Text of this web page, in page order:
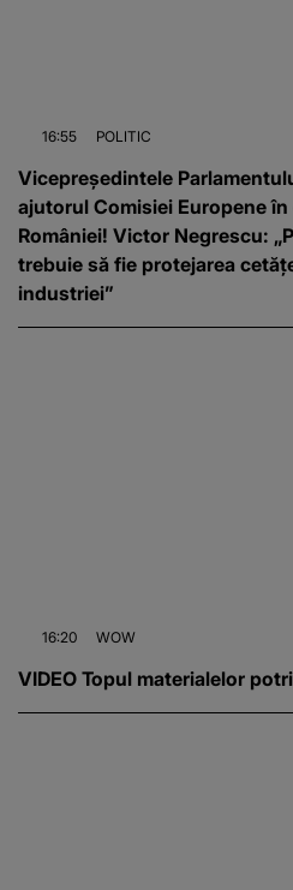
16:55 POLITIC
Vicepreședintele
ajutorul Comisiei Europene
României! Victor Negrescu:
trebuie să fie protejarea
industriei”
16:20 WOW
VIDEO Topul materialelor